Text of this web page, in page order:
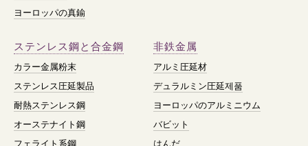
ヨーロッパの真鍮
ステンレス鋼と合金鋼
カラー金属粉末
ステンレス圧延製品
耐熱ステンレス鋼
オーステナイト鋼
フェライト系鋼
非鉄金属
アルミ圧延材
デュラルミン圧延제품
ヨーロッパのアルミニウム
バビット
はんだ